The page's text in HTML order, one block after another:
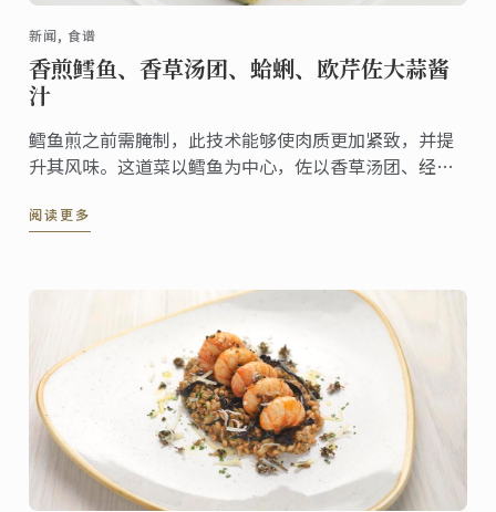
新闻, 食谱
香煎鳕鱼、香草汤团、蛤蜊、欧芹佐大蒜酱
汁
鳕鱼煎之前需腌制，此技术能够使肉质更加紧致，并提
升其风味。这道菜以鳕鱼为中心，佐以香草汤团、经典
阅读更多